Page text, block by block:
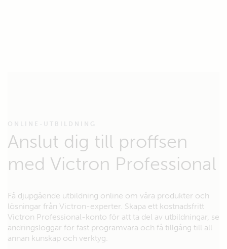
ONLINE-UTBILDNING
Anslut dig till proffsen
med Victron Professional
Få djupgående utbildning online om våra produkter och
lösningar från Victron-experter. Skapa ett kostnadsfritt
Victron Professional-konto för att ta del av utbildningar, se
ändringsloggar för fast programvara och få tillgång till all
annan kunskap och verktyg.